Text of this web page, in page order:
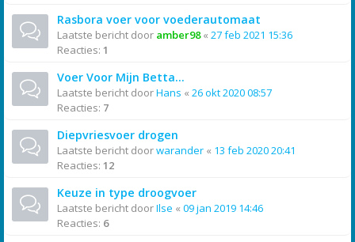
Rasbora voer voor voederautomaat
Laatste bericht door amber98« 27 feb 2021 15:36
Reacties: 1
Voer Voor Mijn Betta...
Laatste bericht doorHans « 26 okt 2020 08:57
Reacties: 7
Diepvriesvoer drogen
Laatste bericht doorwarander « 13 feb 2020 20:41
Reacties: 12
Keuze in type droogvoer
Laatste bericht doorIlse « 09 jan 2019 14:46
Reacties: 6